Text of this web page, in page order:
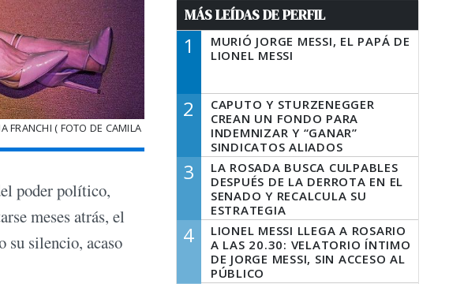
FRANCHI ( FOTO DE CAMILA
poder político,
meses atrás, el
su silencio, acaso
MÁS LEÍDAS DE PERFIL
1
MURIÓ JORGE MESSI, EL PAPÁ DE
LIONEL MESSI
2
CAPUTO Y STURZENEGGER
CREAN UN FONDO PARA
INDEMNIZAR Y “GANAR”
SINDICATOS ALIADOS
3
LA ROSADA BUSCA CULPABLES
DESPUÉS DE LA DERROTA EN EL
SENADO Y RECALCULA SU
ESTRATEGIA
4
LIONEL MESSI LLEGA A ROSARIO
A LAS 20.30: VELATORIO ÍNTIMO
DE JORGE MESSI, SIN ACCESO AL
PÚBLICO